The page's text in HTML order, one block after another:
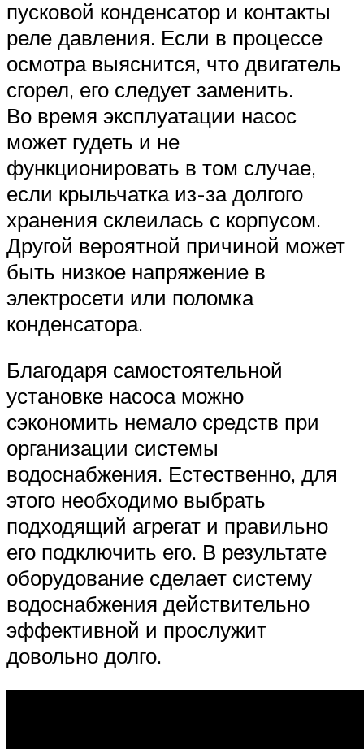
пусковой конденсатор и контакты
реле давления. Если в процессе
осмотра выяснится, что двигатель
сгорел, его следует заменить.
Во время эксплуатации насос
может гудеть и не
функционировать в том случае,
если крыльчатка из-за долгого
хранения склеилась с корпусом.
Другой вероятной причиной может
быть низкое напряжение в
электросети или поломка
конденсатора.
Благодаря самостоятельной
установке насоса можно
сэкономить немало средств при
организации системы
водоснабжения. Естественно, для
этого необходимо выбрать
подходящий агрегат и правильно
его подключить его. В результате
оборудование сделает систему
водоснабжения действительно
эффективной и прослужит
довольно долго.